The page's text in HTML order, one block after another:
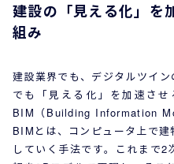
建設の「見える化」を
組み
建設業界でも、デジタルツイ
でも「見える化」を加速させ
BIM（Building Information
BIMとは、コンピュータ上で
していく手法です。これまで